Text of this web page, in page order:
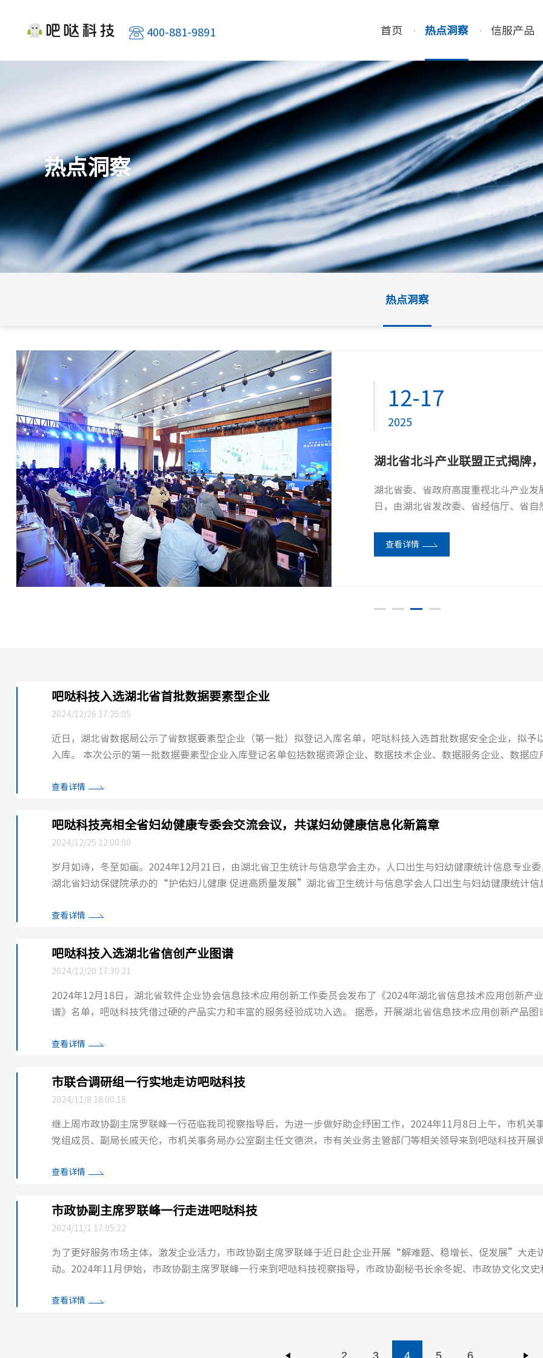
400-881-9891 首页 热点洞察 信服产品
热点洞察
热点洞察
05-20
2026
五载同行，以守为诺丨吧哒科
24小时守护舱自2021年9月10日正式
专业能力为客户业务筑牢稳定基石。 2026年5月20日，这份陪伴再启新章，守护舱焕新升级，以全
查看详情
04-23
2026
东湖问道 感恩同行 | 吧哒科技
4月18日，以“铸数据安全底座·驭AI
开，来自政府、企业、高校金融机构
查看详情
12-17
2025
湖北省北斗产业联盟正式揭牌
湖北省委、省政府高度重视北斗产业
日，由湖北省发改委、省经信厅、省
查看详情
12-15
2025
12月11日，2025年工业信息安全大会
宾，聚焦工业控制系统网络安全、工
查看详情
吧哒科技入选湖北省首批数据要素型企业
2024/12/26 17:25:05
近日，湖北省数据局公示了省数据要素型企业（第一批）拟登记入库名单，吧哒科技入选首批数据安全企业，拟予
入库。 本次公示的第一批数据要素型企业入库登记名单包括数据资源企业、数据技术企业、数据服务企业、数据应用企
查看详情
吧哒科技亮相全省妇幼健康专委会交流会议，共谋妇幼健康信息化新篇章
2024/12/25 12:00:00
岁月如诗，冬至如画。2024年12月21日，由湖北省卫生统计与信息学会主办，人口出生与妇幼健康统计信息专业
湖北省妇幼保健院承办的“护佑妇儿健康 促进高质量发展”湖北省卫生统计与信息学会人口出生与妇幼健康统计信
查看详情
吧哒科技入选湖北省信创产业图谱
2024/12/20 17:30:21
2024年12月18日，湖北省软件企业协会信息技术应用创新工作委员会发布了《2024年湖北省信息技术应用创新产
谱》名单，吧哒科技凭借过硬的产品实力和丰富的服务经验成功入选。 据悉，开展湖北省信息技术应用创新产品图谱征集
查看详情
市联合调研组一行实地走访吧哒科技
2024/11/8 18:00:18
继上周市政协副主席罗联峰一行莅临我司视察指导后，为进一步做好助企纾困工作，2024年11月8日上午，市机关
党组成员、副局长戚天伦，市机关事务局办公室副主任文德洪，市有关业务主管部门等相关领导来到吧哒科技开展
查看详情
市政协副主席罗联峰一行走进吧哒科技
2024/11/1 17:05:22
为了更好服务市场主体，激发企业活力，市政协副主席罗联峰于近日赴企业开展“解难题、稳增长、促发展”大走
动。2024年11月伊始，市政协副主席罗联峰一行来到吧哒科技视察指导，市政协副秘书长余冬妮、市政协文化文史
查看详情